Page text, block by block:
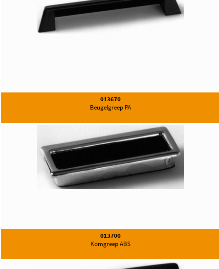
013670
Beugelgreep PA
013700
Komgreep ABS